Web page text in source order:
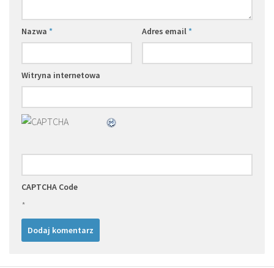
Nazwa * Adres email*
Witryna internetowa
CAPTCHA Code
*